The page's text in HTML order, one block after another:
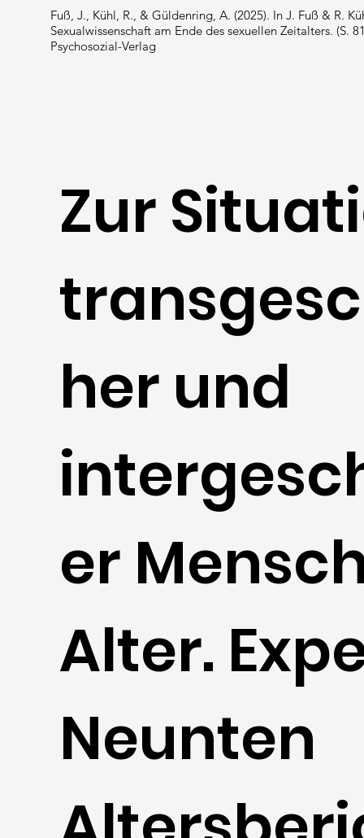
Fuß, J., Kühl, R., & Güldenring, A. (2025). In J. Fuß & R.
Sexualwissenschaft am Ende des sexuellen Zeitalters. (S.
Psychosozial-Verlag
Zur
her und
er
Alter.
Neunten